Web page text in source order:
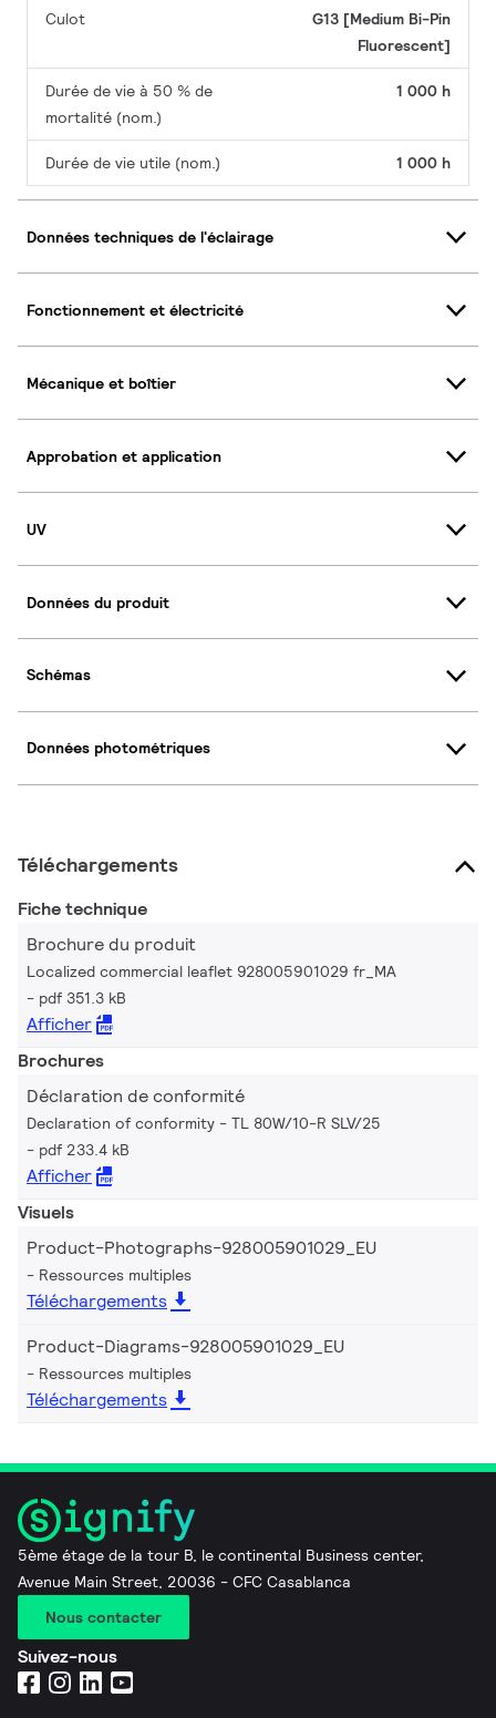
Culot
G13 [Medium Bi-Pin
Fluorescent]
Durée de vie à 50 % de
mortalité (nom.)
1 000 h
Durée de vie utile (nom.) 1 000 h
Données techniques de l'éclairage
Fonctionnement et électricité
Mécanique et boîtier
Approbation et application
UV
Données du produit
Schémas
Données photométriques
Téléchargements
Fiche technique
Brochure du produit
Localized commercial leaflet 928005901029 fr_MA
pdf 351.3 kB
Afficher
Brochures
Déclaration de conformité
Declaration of conformity - TL 80W/10-R SLV/25
pdf 233.4 kB
Afficher
Visuels
Product-Photographs-928005901029_EU
Ressources multiples
Téléchargements
Product-Diagrams-928005901029_EU
Ressources multiples
Téléchargements
5ème étage de la tour B, le continental Business center,
Avenue Main Street, 20036 - CFC Casablanca
Nous contacter
Suivez-nous